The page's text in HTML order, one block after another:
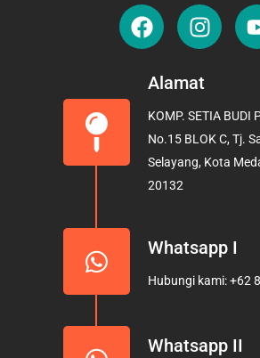
F
a
e
o
o
k
I
n
t
g
r
a
Alamat
KOMP. SETIA BUDI
No.15 BLOK C, Tj.
Selayang, Kota
20132
Whatsapp I
Hubungi kami: +62
Whatsapp II